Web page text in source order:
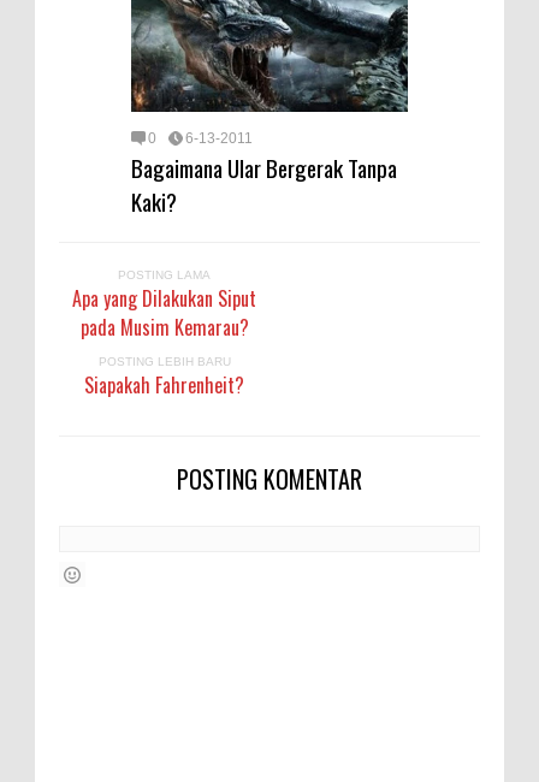
0 6-13-2011
Bagaimana Ular Bergerak Tanpa
Kaki?
POSTING LAMA
Apa yang Dilakukan Siput
pada Musim Kemarau?
POSTING LEBIH BARU
Siapakah Fahrenheit?
POSTING KOMENTAR